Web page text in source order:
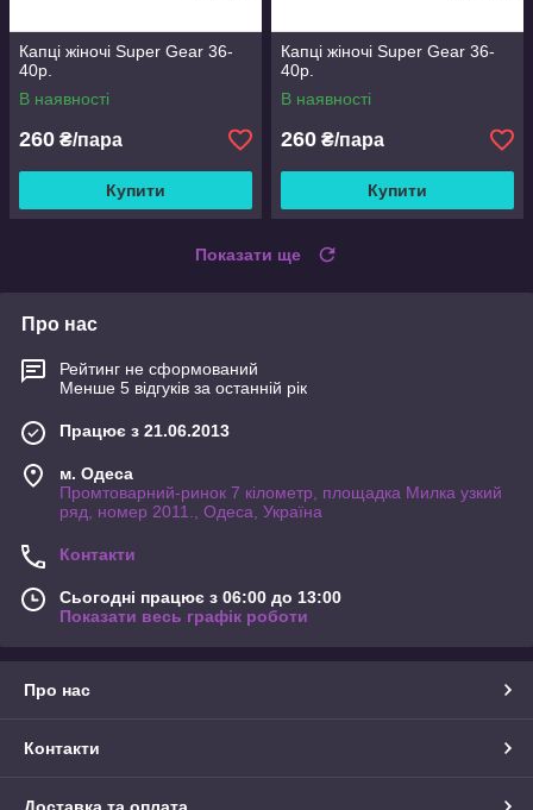
Капці жіночі Super Gear 36-
40р.
В наявності
260 ₴/пара
Купити
Капці жіночі Super Gear 36-
40р.
В наявності
260 ₴/пара
Купити
Показати ще
Про нас
Рейтинг не сформований
Менше 5 відгуків за останній рік
Працює з 21.06.2013
м. Одеса
Промтоварний-ринок 7 кілометр, площадка Милка узкий
ряд, номер 2011., Одеса, Україна
Контакти
Сьогодні працює з 06:00 до 13:00
Показати весь графік роботи
Про нас
Контакти